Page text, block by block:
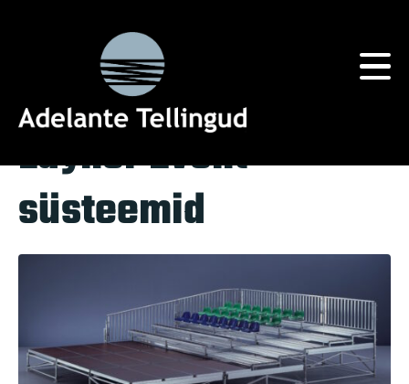
läbipääsusüsteemid
Tag Archives: läbipääsusüsteemid
Layher Event
süsteemid